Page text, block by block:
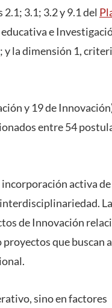
3.1; 3.2 y 9.1 del
e
; y la dimensión 1,
y 19 de
entre 54
activa de
de Innovación
proyectos que buscan
sino en factores